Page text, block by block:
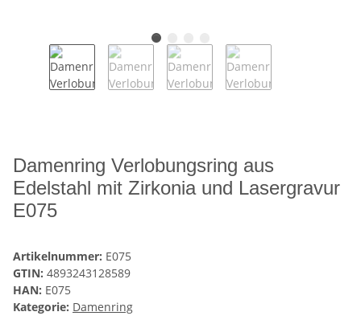
Damenring Verlobungsring aus
Edelstahl mit Zirkonia und Lasergravur
E075
Artikelnummer: E075
GTIN: 4893243128589
HAN: E075
Kategorie: Damenring